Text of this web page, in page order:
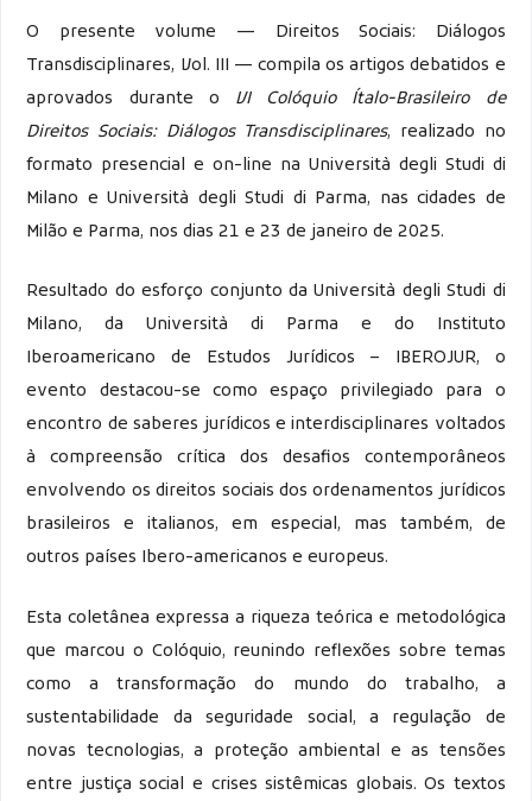
O presente volume — Direitos Sociais: Diálogos
Transdisciplinares, Vol. III — compila os artigos debatidos e
aprovados durante o VI Colóquio Ítalo-Brasileiro de
Direitos Sociais: Diálogos Transdisciplinares, realizado no
formato presencial e on-line na Università degli Studi di
Milano e Università degli Studi di Parma, nas cidades de
Milão e Parma, nos dias 21 e 23 de janeiro de 2025.
Resultado do esforço conjunto da Università degli Studi di
Milano, da Università di Parma e do Instituto
Iberoamericano de Estudos Jurídicos – IBEROJUR, o
evento destacou-se como espaço privilegiado para o
encontro de saberes jurídicos e interdisciplinares voltados
à compreensão crítica dos desafios contemporâneos
envolvendo os direitos sociais dos ordenamentos jurídicos
brasileiros e italianos, em especial, mas também, de
outros países Ibero-americanos e europeus.
Esta coletânea expressa a riqueza teórica e metodológica
que marcou o Colóquio, reunindo reflexões sobre temas
como a transformação do mundo do trabalho, a
sustentabilidade da seguridade social, a regulação de
novas tecnologias, a proteção ambiental e as tensões
entre justiça social e crises sistêmicas globais. Os textos